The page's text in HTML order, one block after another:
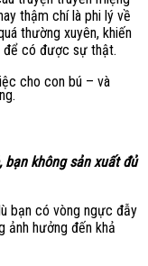
thậm chí là phi lý về
thường xuyên, khiến
để có được sự thật.
cho con bú – và
không sản xuất đủ
bạn có vòng ngực đẫy
ảnh hưởng đến khả